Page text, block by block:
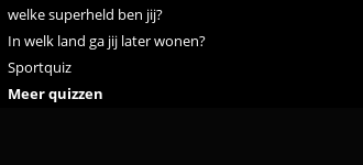
welke superheld ben jij?
In welk land ga jij later wonen?
Sportquiz
Meer quizzen